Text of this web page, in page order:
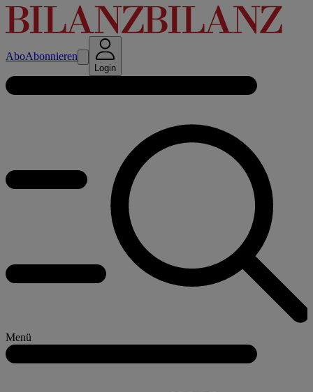
AboAbonnieren
Login
Menü